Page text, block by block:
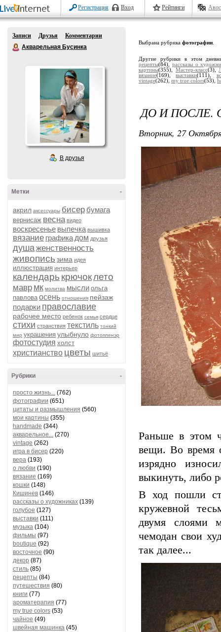
Регистрация Вход Рейтинги
Записи Друзья
Комментарии
Акварельная Бусинка
В друзья
-
Метки
акрил аксессуары бисер бумага
вернисаж весна видео
воскресенье выпечка вышивка
вязание графика дом друзья
душаженственность
живопись зима идея
иллюстрация интерьер
календарь крючоклето
мавр мк молитва мысли ольга
павлова осень отношения пейзаж
подарки православие
рабочее место ребенок семья сердце
стихи странствия текстиль тонкий
мир украшения улыбнуло фотопленэр
фотостудия холст
христианство цветы шитьё
-
Рубрики
просто жизнь... (762)
фотографии (651)
цитаты и размышления (560)
мои картины (355)
handmade (344)
акварельное... (270)
vintage (262)
игра в бисер (220)
вера (193)
о любви (190)
вязание (169)
кошки (148)
Кишинев (146)
рассказы о художниках (139)
голубое (127)
выставки (111)
музыка (104)
фильмы (97)
boutique (92)
восточное (90)
декор (87)
стиль (85)
рецепты (84)
путешествия (80)
книги (77)
ароматерапия (77)
my true colors (53)
чайное (49)
швейная машинка (45)
Выбрана рубрика фотографии
Другие рубрики в этом
рецепты(84), рассказы о
картины(355), Мастер-класс(3),
вязание(169),выставки(111),
vintage(262), my true colors(53),
ДО И ПОСЛЕ.
Вторник, 27
Раньше в этом
вещи. Во время
изрядно
выкинуть, либо
В ход пошли
кружевной
двумя слоями
чемодан свои
так далее...